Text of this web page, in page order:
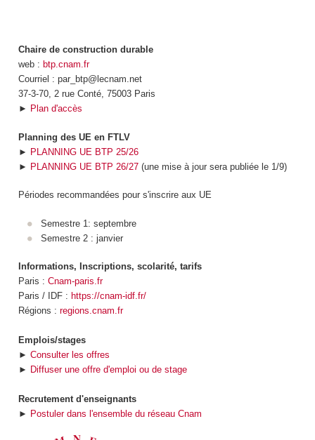
Chaire de construction durable
web : btp.cnam.fr
Courriel : par_btp@lecnam.net
37-3-70, 2 rue Conté, 75003 Paris
► Plan d'accès
Planning des UE en FTLV
► PLANNING UE BTP 25/26
► PLANNING UE BTP 26/27(une mise à jour sera publiée le 1/9)
Périodes recommandées pour s'inscrire aux UE
Semestre 1: septembre
Semestre 2 : janvier
Informations, Inscriptions, scolarité, tarifs
Paris : Cnam-paris.fr
Paris / IDF : https://cnam-idf.fr/
Régions : regions.cnam.fr
Emplois/stages
► Consulter les offres
► Diffuser une offre d'emploi ou de stage
Recrutement d'enseignants
► Postuler dans l'ensemble du réseau Cnam